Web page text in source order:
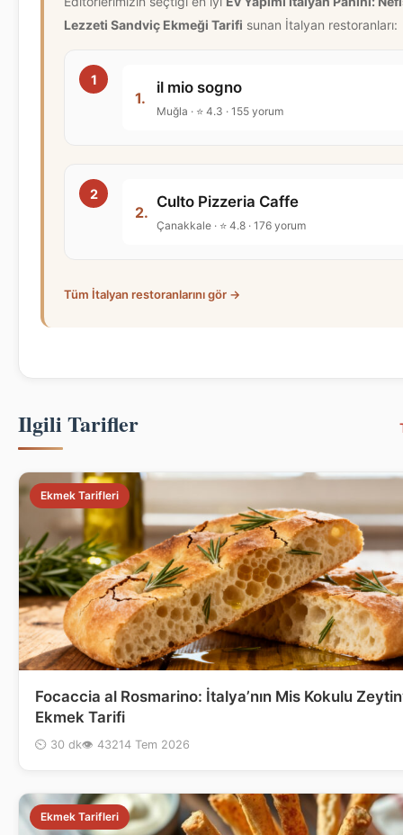
Lezzeti Sandviç Ekmeği Tarifi sunan İtalyan restoranları:
1.
il mio sogno
Muğla · ⭐ 4.3 · 155 yorum
2.
Culto Pizzeria Caffe
Çanakkale · ⭐ 4.8 · 176 yorum
Tüm İtalyan restoranlarını gör →
Ilgili Tarifler
Ekmek Tarifleri
Focaccia al Rosmarino: İtalya’nın Mis Kokulu
Ekmek Tarifi
⏲ 30 dk👁 43214 Tem 2026
Ekmek Tarifleri